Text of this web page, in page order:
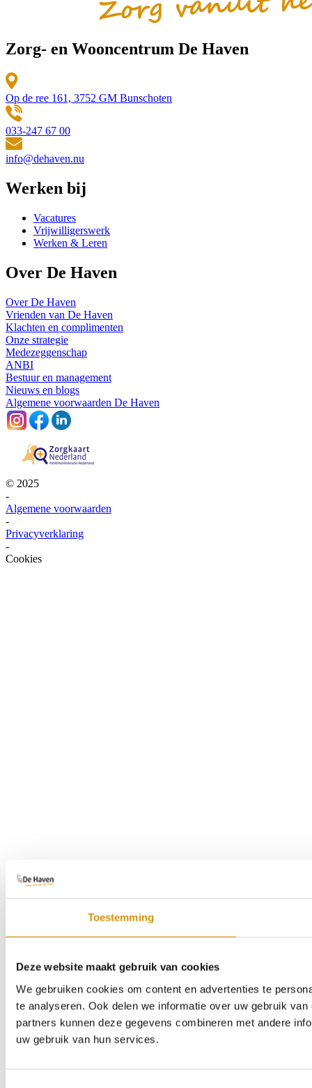
Toestemming
Deze website maakt gebruik van cookies
We gebruiken cookies om content en advertenties te
te analyseren. Ook delen we informatie over uw gebruik
partners kunnen deze gegevens combineren met andere
uw gebruik van hun services.
Zorg- en Wooncentrum De Haven
Op de ree 161, 3752 GM Bunschoten
033-247 67 00
info@dehaven.nu
Werken bij
Vacatures
Vrijwilligerswerk
Werken & Leren
Over De Haven
Over De Haven
Vrienden van De Haven
Klachten en complimenten
Onze strategie
Medezeggenschap
ANBI
Bestuur en management
Nieuws en blogs
Algemene voorwaarden De Haven
© 2025
-
Algemene voorwaarden
-
Privacyverklaring
-
Cookies